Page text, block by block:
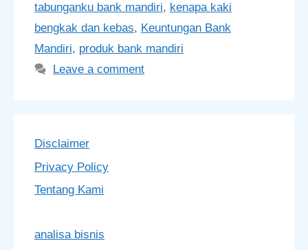
tabunganku bank mandiri, kenapa kaki
bengkak dan kebas, Keuntungan Bank
Mandiri, produk bank mandiri
Leave a comment
Disclaimer
Privacy Policy
Tentang Kami
analisa bisnis